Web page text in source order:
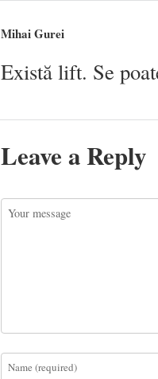
Mihai Gurei
Există lift. Se
Leave a Reply